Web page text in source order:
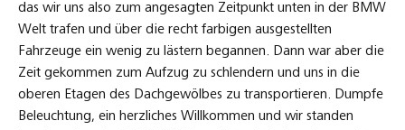
das wir uns also zum angesagten Zeitpunkt unten in der BMW
Welt trafen und über die recht farbigen ausgestellten
Fahrzeuge ein wenig zu lästern begannen. Dann war aber die
Zeit gekommen zum Aufzug zu schlendern und uns in die
oberen Etagen des Dachgewölbes zu transportieren. Dumpfe
Beleuchtung, ein herzliches Willkommen und wir standen